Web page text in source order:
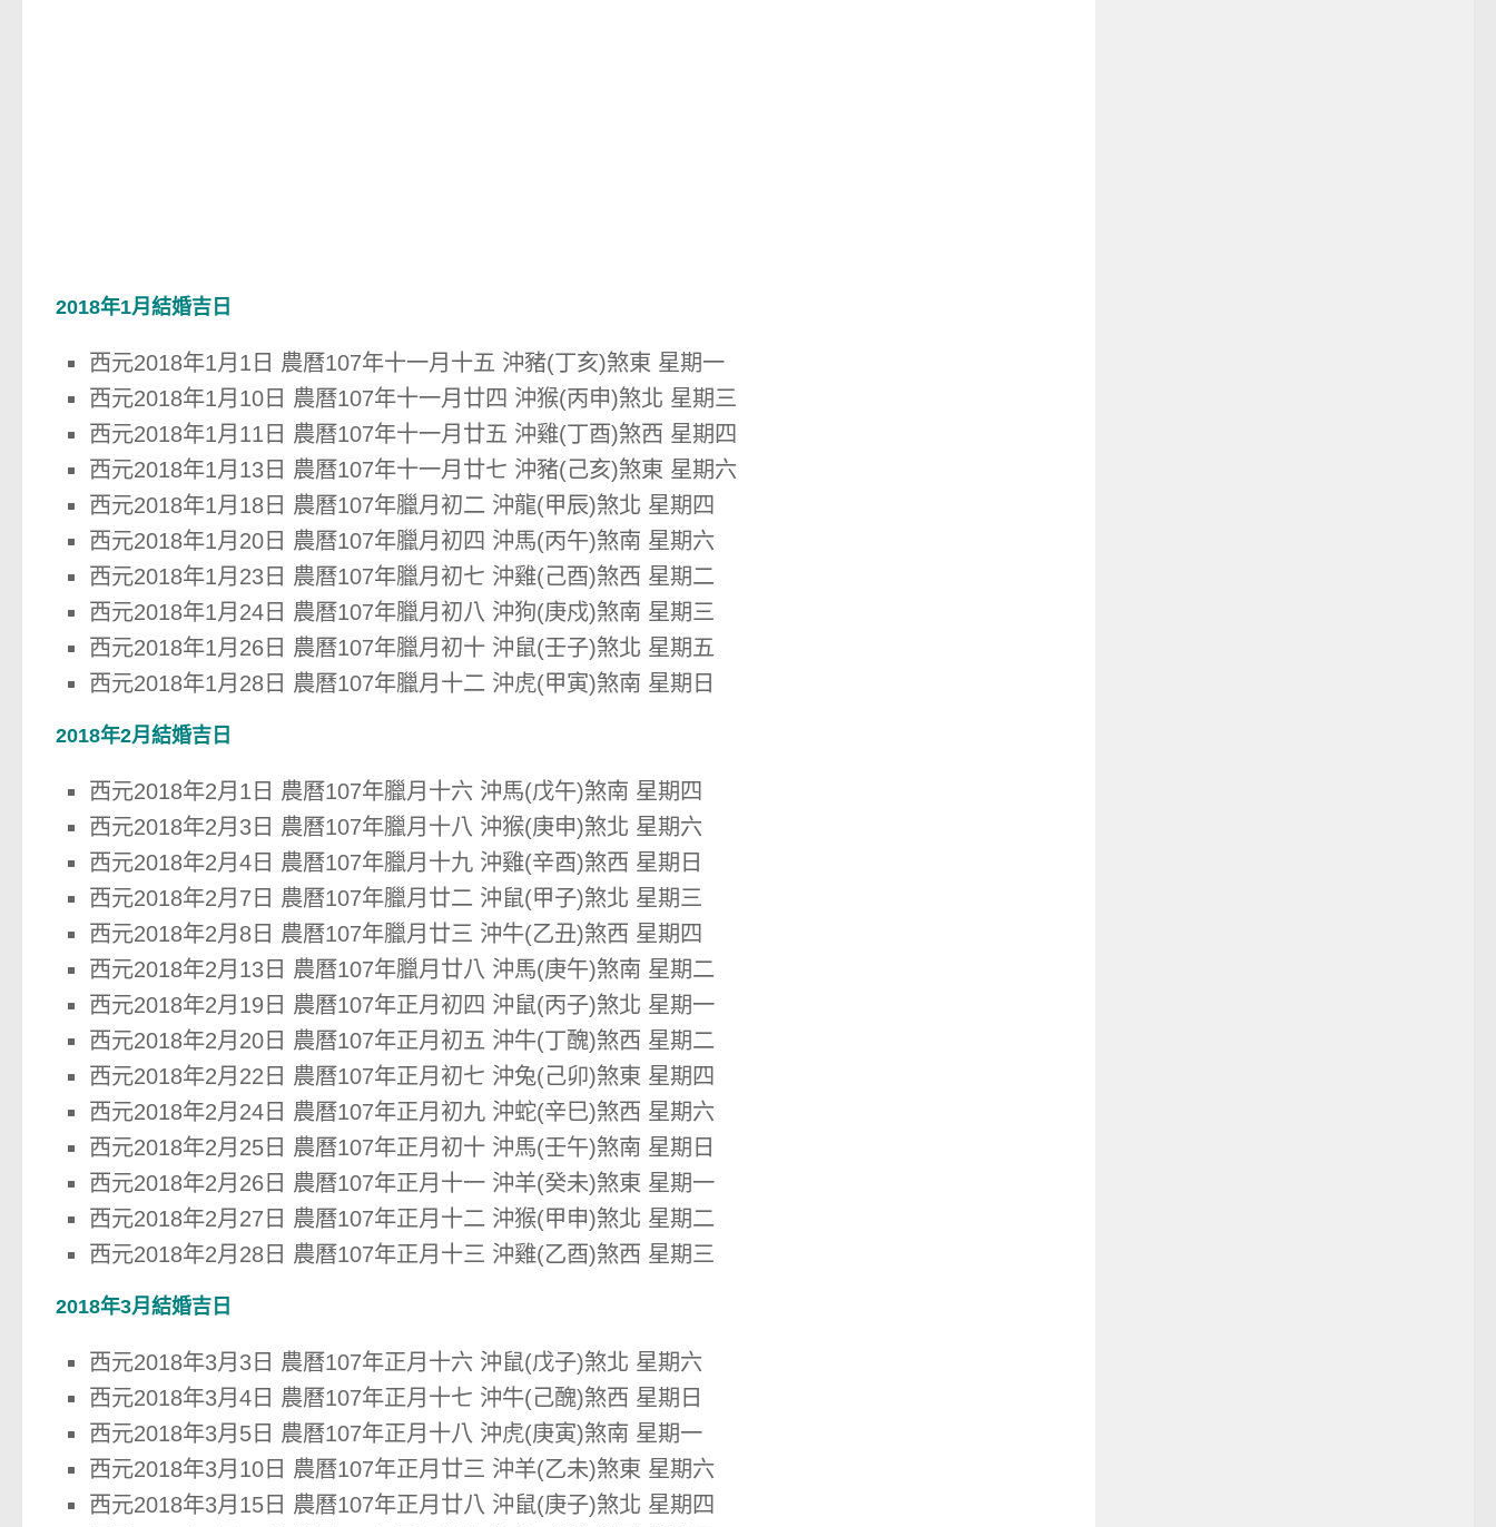
2018年1月結婚吉日
西元2018年1月1日 農曆107年十一月十五 沖豬(丁亥)煞東 星期一
西元2018年1月10日 農曆107年十一月廿四 沖猴(丙申)煞北 星期三
西元2018年1月11日 農曆107年十一月廿五 沖雞(丁酉)煞西 星期四
西元2018年1月13日 農曆107年十一月廿七 沖豬(己亥)煞東 星期六
西元2018年1月18日 農曆107年臘月初二 沖龍(甲辰)煞北 星期四
西元2018年1月20日 農曆107年臘月初四 沖馬(丙午)煞南 星期六
西元2018年1月23日 農曆107年臘月初七 沖雞(己酉)煞西 星期二
西元2018年1月24日 農曆107年臘月初八 沖狗(庚戍)煞南 星期三
西元2018年1月26日 農曆107年臘月初十 沖鼠(壬子)煞北 星期五
西元2018年1月28日 農曆107年臘月十二 沖虎(甲寅)煞南 星期日
2018年2月結婚吉日
西元2018年2月1日 農曆107年臘月十六 沖馬(戊午)煞南 星期四
西元2018年2月3日 農曆107年臘月十八 沖猴(庚申)煞北 星期六
西元2018年2月4日 農曆107年臘月十九 沖雞(辛酉)煞西 星期日
西元2018年2月7日 農曆107年臘月廿二 沖鼠(甲子)煞北 星期三
西元2018年2月8日 農曆107年臘月廿三 沖牛(乙丑)煞西 星期四
西元2018年2月13日 農曆107年臘月廿八 沖馬(庚午)煞南 星期二
西元2018年2月19日 農曆107年正月初四 沖鼠(丙子)煞北 星期一
西元2018年2月20日 農曆107年正月初五 沖牛(丁醜)煞西 星期二
西元2018年2月22日 農曆107年正月初七 沖兔(己卯)煞東 星期四
西元2018年2月24日 農曆107年正月初九 沖蛇(辛巳)煞西 星期六
西元2018年2月25日 農曆107年正月初十 沖馬(壬午)煞南 星期日
西元2018年2月26日 農曆107年正月十一 沖羊(癸未)煞東 星期一
西元2018年2月27日 農曆107年正月十二 沖猴(甲申)煞北 星期二
西元2018年2月28日 農曆107年正月十三 沖雞(乙酉)煞西 星期三
2018年3月結婚吉日
西元2018年3月3日 農曆107年正月十六 沖鼠(戊子)煞北 星期六
西元2018年3月4日 農曆107年正月十七 沖牛(己醜)煞西 星期日
西元2018年3月5日 農曆107年正月十八 沖虎(庚寅)煞南 星期一
西元2018年3月10日 農曆107年正月廿三 沖羊(乙未)煞東 星期六
西元2018年3月15日 農曆107年正月廿八 沖鼠(庚子)煞北 星期四